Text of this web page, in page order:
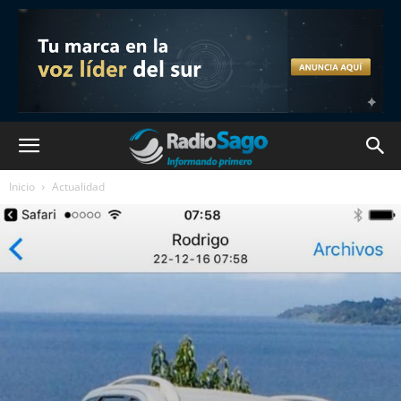
Inicio Actualidad